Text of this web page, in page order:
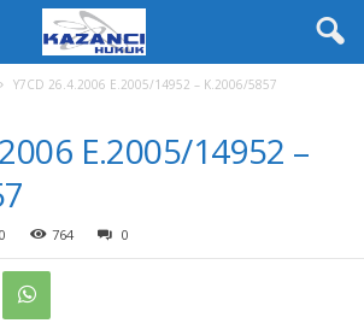
Y7CD 26.4.2006 E.2005/14952 – K.2006/5857
E.2005/14952 –
764 0